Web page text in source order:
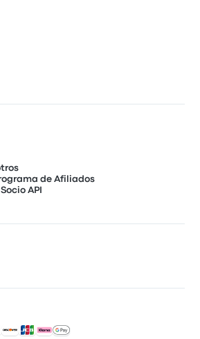
de Afiliados
API